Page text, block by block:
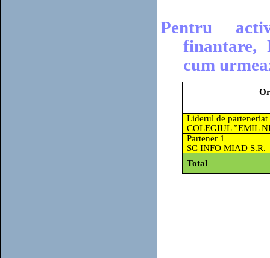
Pentru
finantare,
cum
Liderul de parteneriat
COLEGIUL ”EMIL
Partener 1
SC INFO MIAD S.R.
Total